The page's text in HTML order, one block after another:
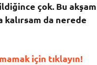
çok. Bu akşam
da nerede
için tıklayın!